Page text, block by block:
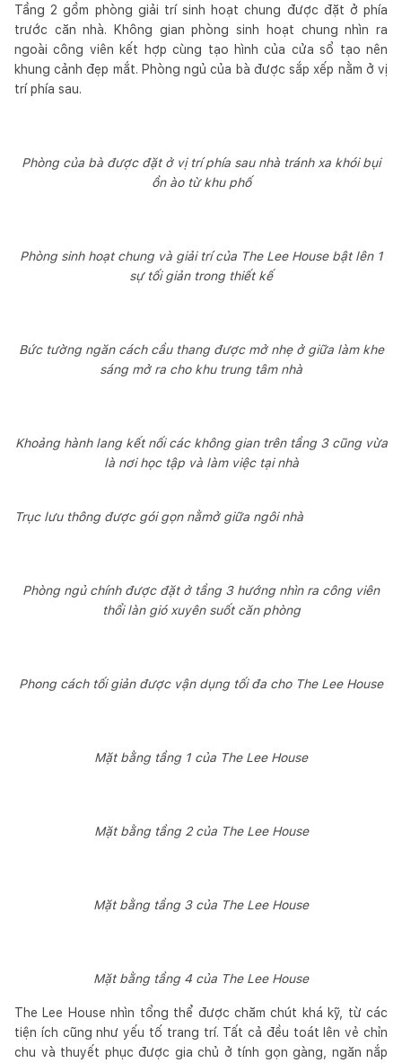
Tầng 2 gồm phòng giải trí sinh hoạt chung được đặt ở phía
trước căn nhà. Không gian phòng sinh hoạt chung nhìn ra
ngoài công viên kết hợp cùng tạo hình của cửa sổ tạo nên
khung cảnh đẹp mắt. Phòng ngủ của bà được sắp xếp nằm ở vị
trí phía sau.
Phòng của bà được đặt ở vị trí phía sau nhà tránh xa khói bụi
ồn ào từ khu phố
Phòng sinh hoạt chung và giải trí của The Lee House bật lên 1
sự tối giản trong thiết kế
Bức tường ngăn cách cầu thang được mở nhẹ ở giữa làm khe
sáng mở ra cho khu trung tâm nhà
Khoảng hành lang kết nối các không gian trên tầng 3 cũng vừa
là nơi học tập và làm việc tại nhà
Trục lưu thông được gói gọn nằmở giữa ngôi nhà
Phòng ngủ chính được đặt ở tầng 3 hướng nhìn ra công viên
thổi làn gió xuyên suốt căn phòng
Phong cách tối giản được vận dụng tối đa cho The Lee House
Mặt bằng tầng 1 của The Lee House
Mặt bằng tầng 2 của The Lee House
Mặt bằng tầng 3 của The Lee House
Mặt bằng tầng 4 của The Lee House
The Lee House nhìn tổng thể được chăm chút khá kỹ, từ các
tiện ích cũng như yếu tố trang trí. Tất cả đều toát lên vẻ chỉn
chu và thuyết phục được gia chủ ở tính gọn gàng, ngăn nắp